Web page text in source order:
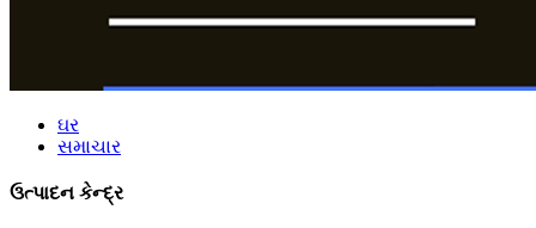
ઘર
સમાચાર
ઉત્પાદન કેન્દ્ર